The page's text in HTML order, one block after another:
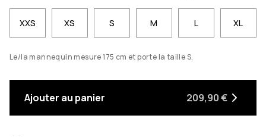
XXS XS S M L XL
Le/la mannequin mesure 175 cm et porte la taille S.
Ajouter au panier 209,90 €